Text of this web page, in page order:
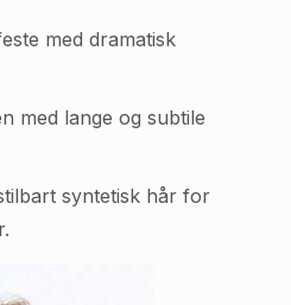
med dramatisk
med lange og subtile
syntetisk hår for